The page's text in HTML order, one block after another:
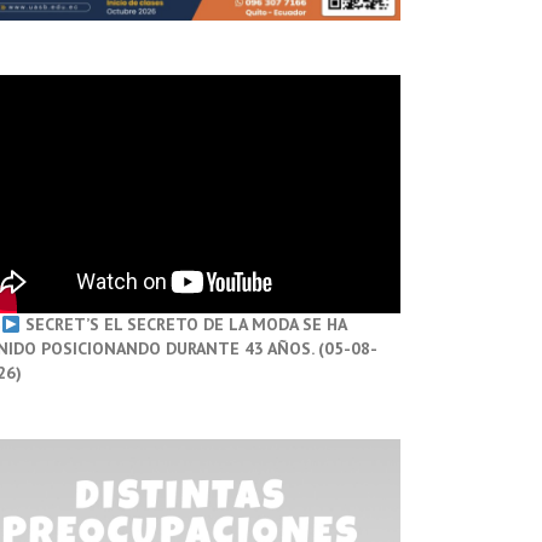
SECRET’S EL SECRETO DE LA MODA SE HA
POSICIONANDO DURANTE 43 AÑOS. (05-08-